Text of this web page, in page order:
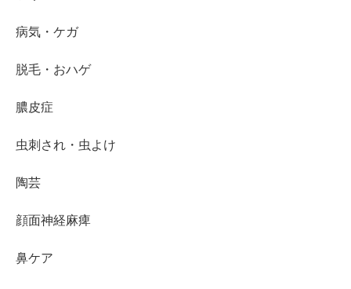
病気・ケガ
脱毛・おハゲ
膿皮症
虫刺され・虫よけ
陶芸
顔面神経麻痺
鼻ケア